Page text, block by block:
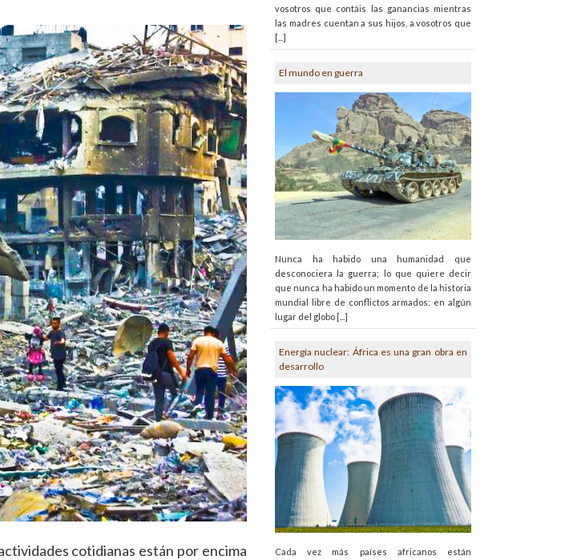
cotidianas están por encima
vosotros que contáis las ganancias mientras
las madres cuentan a sus hijos, a vosotros que
[...]
El mundo en guerra
Nunca ha habido una humanidad que
desconociera la guerra; lo que quiere decir
que nunca ha habido un momento de la historia
mundial libre de conflictos armados: en algún
lugar del globo [...]
Energía nuclear: África es una gran obra en
desarrollo
Cada vez más países africanos están